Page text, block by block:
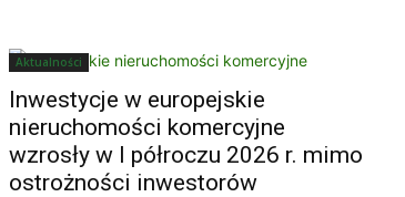
Aktualności
Inwestycje w europejskie
nieruchomości komercyjne
wzrosły w I półroczu 2026 r. mimo
ostrożności inwestorów